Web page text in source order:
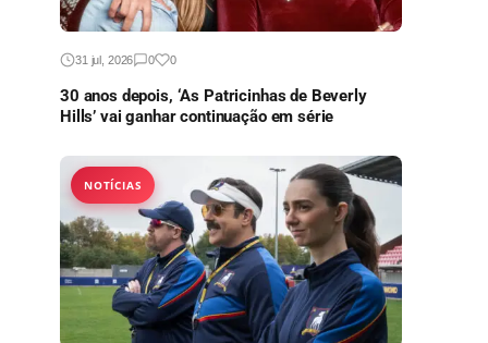
31 jul, 2026 0 0
30 anos depois, ‘As Patricinhas de Beverly
Hills’ vai ganhar continuação em série
NOTÍCIAS